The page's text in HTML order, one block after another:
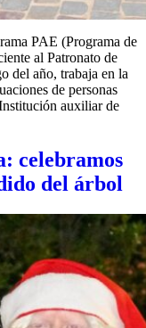
PAE (Programa de
al Patronato de
del año, trabaja en la
de personas
auxiliar de
celebramos
del árbol